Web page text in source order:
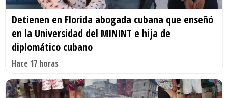
Detienen en Florida abogada cubana que enseñó
en la Universidad del MININT e hija de
diplomático cubano
Hace 17 horas